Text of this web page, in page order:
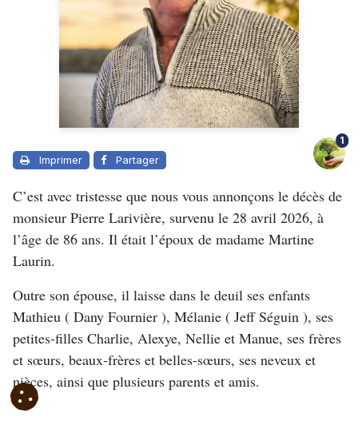
Imprimer Partager
1
C’est avec tristesse que nous vous annonçons le décès de
monsieur Pierre Larivière, survenu le 28 avril 2026, à
l’âge de 86 ans. Il était l’époux de madame Martine
Laurin.
Outre son épouse, il laisse dans le deuil ses enfants
Mathieu ( Dany Fournier ), Mélanie ( Jeff Séguin ), ses
petites-filles Charlie, Alexye, Nellie et Manue, ses frères
et sœurs, beaux-frères et belles-sœurs, ses neveux et
nièces, ainsi que plusieurs parents et amis.